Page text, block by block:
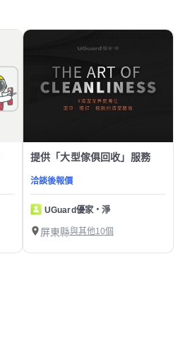
提供「大型傢俱回收」服務
洽談後報價
UGuard優家・淨
屏東縣與其他10個